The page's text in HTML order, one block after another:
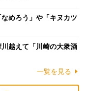
めろう」や「キヌカツ
川越えて「川崎の大衆酒
一覧を見る